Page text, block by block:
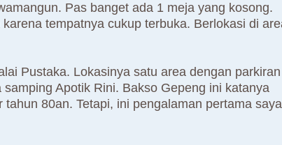
Pas banget ada 1 meja yang kosong.
tempatnya cukup terbuka. Berlokasi di
Pustaka. Lokasinya satu area dengan parkiran
Apotik Rini. Bakso Gepeng ini katanya
80an. Tetapi, ini pengalaman pertama saya